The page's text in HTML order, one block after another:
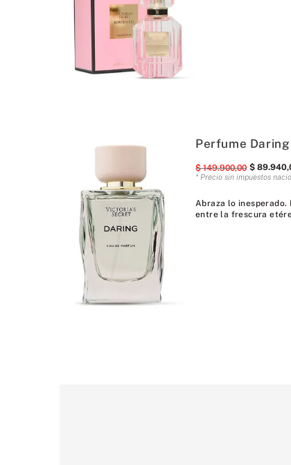
Perfume
$ 149.900,00 $ 89.940,
* Precio sin impuestos
Abraza lo
entre la frescura